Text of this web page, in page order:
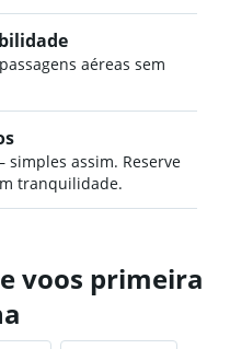
aéreas sem
simples assim. Reserve
tranquilidade.
voos primeira